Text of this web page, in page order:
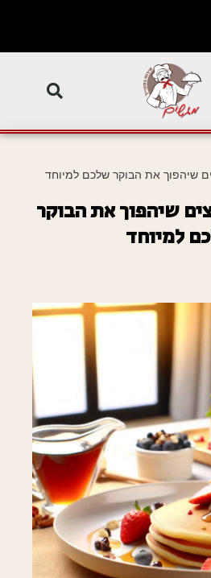
שיהפוך את הבוקר שלכם למיוחד
שיהפוך את הבוקר
למיוחד